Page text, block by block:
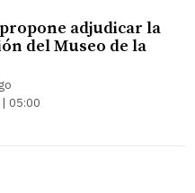
propone adjudicar la
del Museo de la
05:00